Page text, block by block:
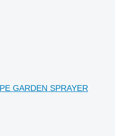
GARDEN SPRAYER